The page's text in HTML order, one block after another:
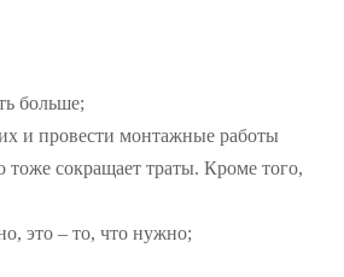
больше;
и провести монтажные работы
тоже сокращает траты. Кроме того,
это – то, что нужно;